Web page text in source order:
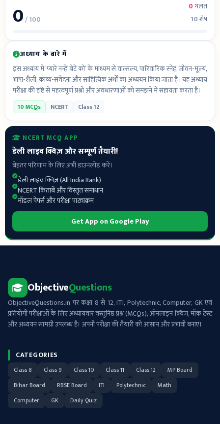
0/ 100
0गलत
10शेष
अध्याय के बारे में
इस अध्याय में ‘प्यारे नन्हें बेटे को’ के माध्यम से वात्सल्य, पारिवारिक स्नेह, जीवन-मूल्य,
भाषा-शैली, काव्य-संवेदना और साहित्यिक अर्थों का अध्ययन किया जाता है। यह अध्याय
परीक्षा की दृष्टि से महत्वपूर्ण प्रश्नों और अवधारणाओं को समझने में सहायता करता है।
10 MCQs NCERT Class 12
NCERT MCQ APP
डेली लाइव क्विज़ और सम्पूर्ण तैयारी!
बेहतर परिणाम के लिए अभी डाउनलोड करें।
डेली लाइव क्विज़ (All India Rank)
NCERT किताबें और विस्तृत समाधान
मॉडल पेपर्स और परीक्षा पाठ्यक्रम
Get App on Google Play
ObjectiveQuestions
ObjectiveQuestions.in पर कक्षा 8 से 12, ITI, Polytechnic, Computer, GK एवं
प्रतियोगी परीक्षाओं के लिए अध्यायवार वस्तुनिष्ठ प्रश्न (MCQs), ऑनलाइन क्विज़, मॉक टेस्ट
और अध्ययन सामग्री उपलब्ध है। अपनी परीक्षा की तैयारी को आसान और प्रभावी बनाएं।
CATEGORIES
Class 8 Class 9 Class 10 Class 11 Class 12
MP Board
Bihar Board
RBSE Board ITI Polytechnic
Math
Computer
GK Daily Quiz